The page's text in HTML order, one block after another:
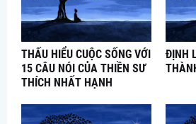
THẤU HIỂU CUỘC SỐNG VỚI
15 CÂU NÓI CỦA THIỀN SƯ
THÍCH NHẤT HẠNH
ĐỊNH